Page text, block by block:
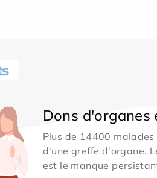
Dons d'organes
Plus de 14400
d'une greffe d'organe.
est le manque